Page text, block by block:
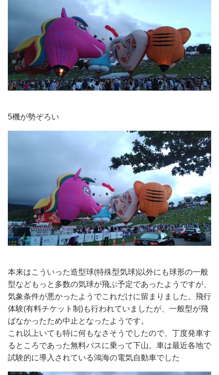
5機が勢ぞろい
本来はこういった造型球(特殊型気球)以外にも球形の一般
型などもっと多数の気球が飛ぶ予定であったようですが、
気象条件が悪かったようでこれだけに留まりました。飛行
体験(有料チケット制)も行われていましたが、一般型が飛
ばなかったため中止となったようです。
これ以上いても特に何もなさそうでしたので、丁度発車す
るところであった無料バスに乗って下山。車は最近各地で
試験的に導入されている鴻海の電気自動車でした